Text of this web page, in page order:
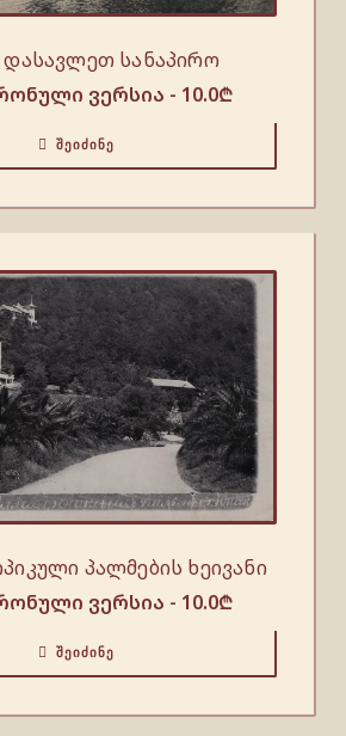
დასავლეთ სანაპირო
ვერსია - 10.0₾
ᲨᲔᲘᲫᲘᲜᲔ
პალმების ხეივანი
ვერსია - 10.0₾
ᲨᲔᲘᲫᲘᲜᲔ